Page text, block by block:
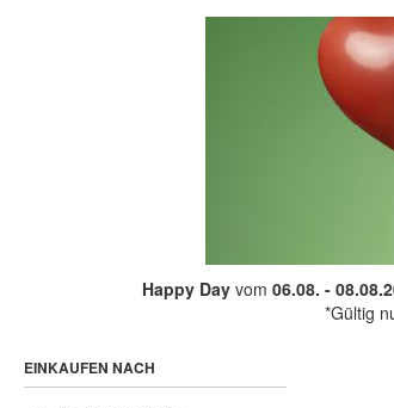
Happy Dayvom 06.08. -
*Gültig
EINKAUFEN NACH